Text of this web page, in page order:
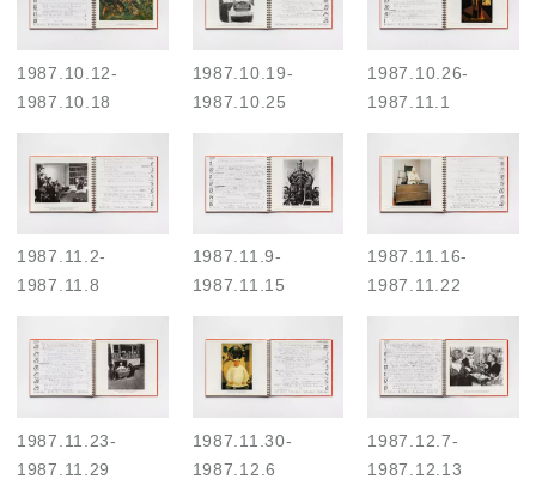
1987.10.12-
1987.10.18
1987.10.19-
1987.10.25
1987.10.26-
1987.11.1
1987.11.2-
1987.11.8
1987.11.9-
1987.11.15
1987.11.16-
1987.11.22
1987.11.23-
1987.11.29
1987.11.30-
1987.12.6
1987.12.7-
1987.12.13